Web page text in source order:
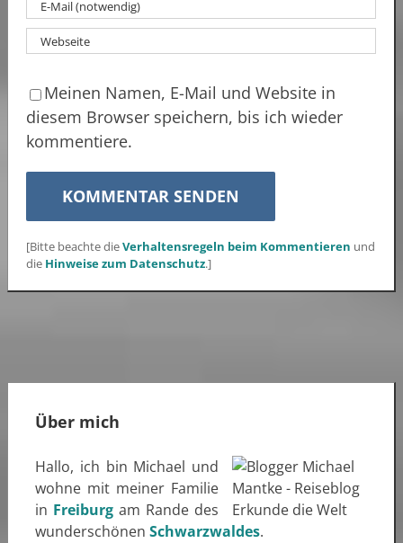
Meinen Namen, E-Mail und Website in
diesem Browser speichern, bis ich wieder
kommentiere.
[Bitte beachte dieVerhaltensregeln beim Kommentieren und
die Hinweise zum Datenschutz.]
Über mich
Hallo, ich bin Michael und
wohne mit meiner Familie
in Freiburg am Rande des
wunderschönen Schwarzwaldes.